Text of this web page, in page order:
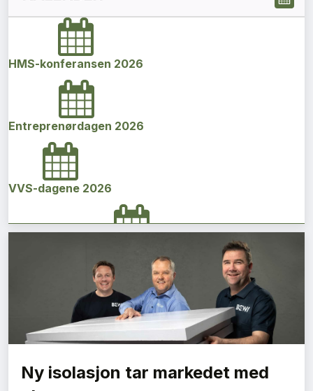
HMS-konferansen 2026
Entreprenørdagen 2026
VVS-dagene 2026
Norges bygg- og eiendomskonferanse 2026
Vi Bygger Vestland 2026
Byggenæringens Klimakonferanse 2026
Ny isolasjon tar markedet med